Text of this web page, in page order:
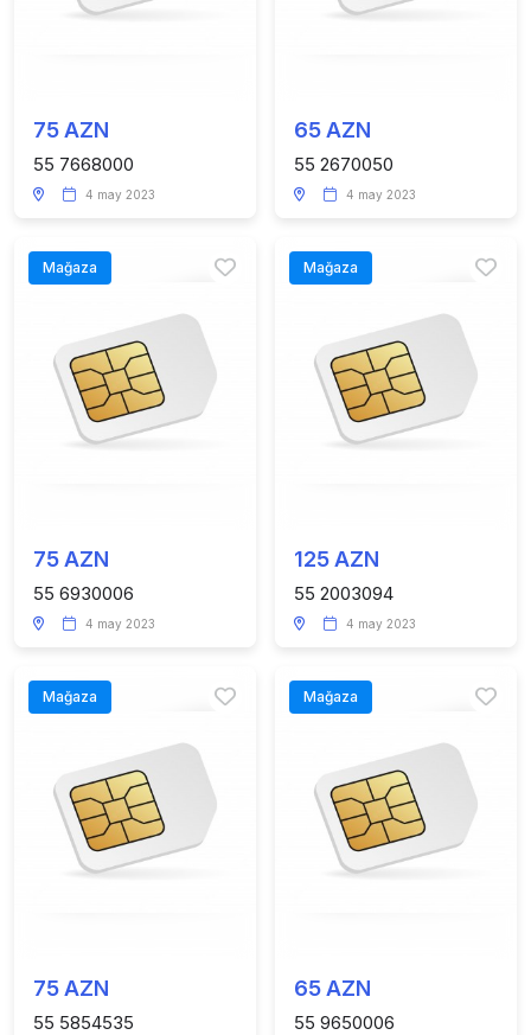
75 AZN
55 7668000
4 may 2023
65 AZN
55 2670050
4 may 2023
Mağaza
75 AZN
55 6930006
4 may 2023
Mağaza
125 AZN
55 2003094
4 may 2023
Mağaza
75 AZN
55 5854535
Mağaza
65 AZN
55 9650006